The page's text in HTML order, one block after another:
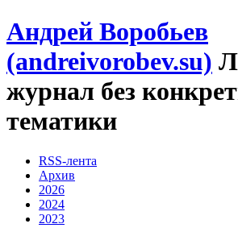
Андрей Воробьев
(andreivorobev.su)
журнал без
тематики
RSS-лента
Архив
2026
2024
2023